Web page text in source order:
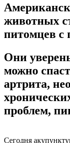
животных
питомцев
Они
можно
артрита,
проблем,
Сегодня